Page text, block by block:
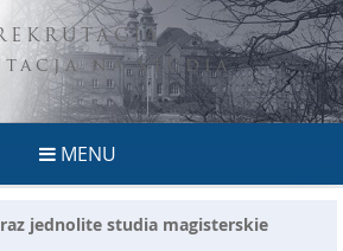
na studia
MENU
jednolite studia magisterskie